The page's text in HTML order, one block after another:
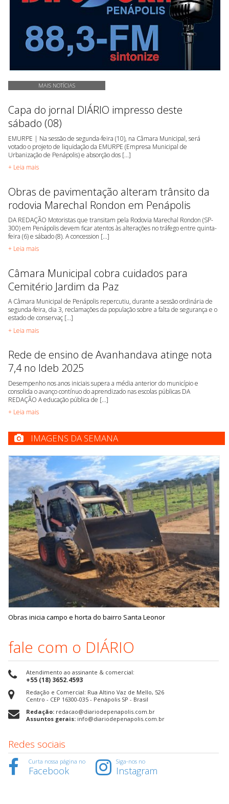
MAIS NOTÍCIAS
Capa do jornal DIÁRIO impresso deste
sábado (08)
EMURPE | Na sessão de segunda-feira (10), na Câmara Municipal, será
votado o projeto de liquidação da EMURPE (Empresa Municipal de
Urbanização de Penápolis) e absorção dos [...]
+ Leia mais
Obras de pavimentação alteram trânsito da
rodovia Marechal Rondon em Penápolis
DA REDAÇÃO Motoristas que transitam pela Rodovia Marechal Rondon (SP-
300) em Penápolis devem ficar atentos às alterações no tráfego entre quinta-
feira (6) e sábado (8). A concession [...]
+ Leia mais
Câmara Municipal cobra cuidados para
Cemitério Jardim da Paz
A Câmara Municipal de Penápolis repercutiu, durante a sessão ordinária de
segunda-feira, dia 3, reclamações da população sobre a falta de segurança e o
estado de conservaç [...]
+ Leia mais
Rede de ensino de Avanhandava atinge nota
7,4 no Ideb 2025
Desempenho nos anos iniciais supera a média anterior do município e
consolida o avanço contínuo do aprendizado nas escolas públicas DA
REDAÇÃO A educação pública de [...]
+ Leia mais
IMAGENS DA SEMANA
Obras inicia campo e horta do bairro Santa Leonor
fale com o DIÁRIO
Atendimento ao assinante & comercial:
+55 (18) 3652.4593
Redação e Comercial: Rua Altino Vaz de Mello, 526
Centro - CEP 16300-035 - Penápolis SP - Brasil
Redação: redacao@diariodepenapolis.com.br
Assuntos gerais: info@diariodepenapolis.com.br
Redes sociais
Curta nossa página no
Facebook
Siga-nos no
Instagram